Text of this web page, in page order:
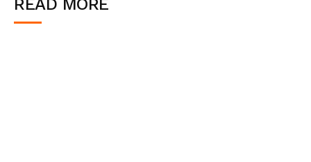
READ MORE